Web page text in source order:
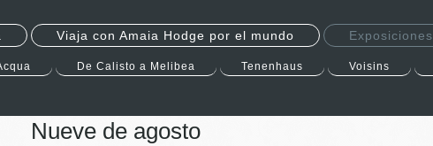
Viaja con Amaia Hodge por el mundo Exposiciones
De Calisto a Melibea Tenenhaus Voisins
Nueve de agosto